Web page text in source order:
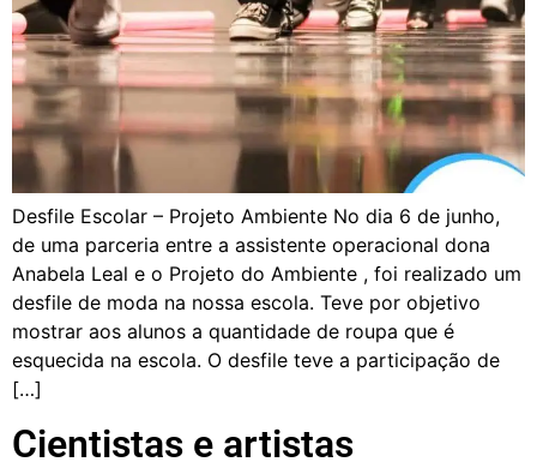
Desfile Escolar – Projeto Ambiente No dia 6 de junho,
de uma parceria entre a assistente operacional dona
Anabela Leal e o Projeto do Ambiente , foi realizado um
desfile de moda na nossa escola. Teve por objetivo
mostrar aos alunos a quantidade de roupa que é
esquecida na escola. O desfile teve a participação de
[…]
Cientistas e artistas